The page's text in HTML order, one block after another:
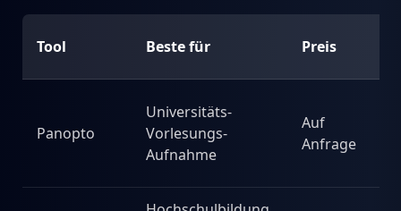
Tool Beste für Preis
Panopto
Universitäts-
Vorlesungs-
Aufnahme
Auf
Anfrage